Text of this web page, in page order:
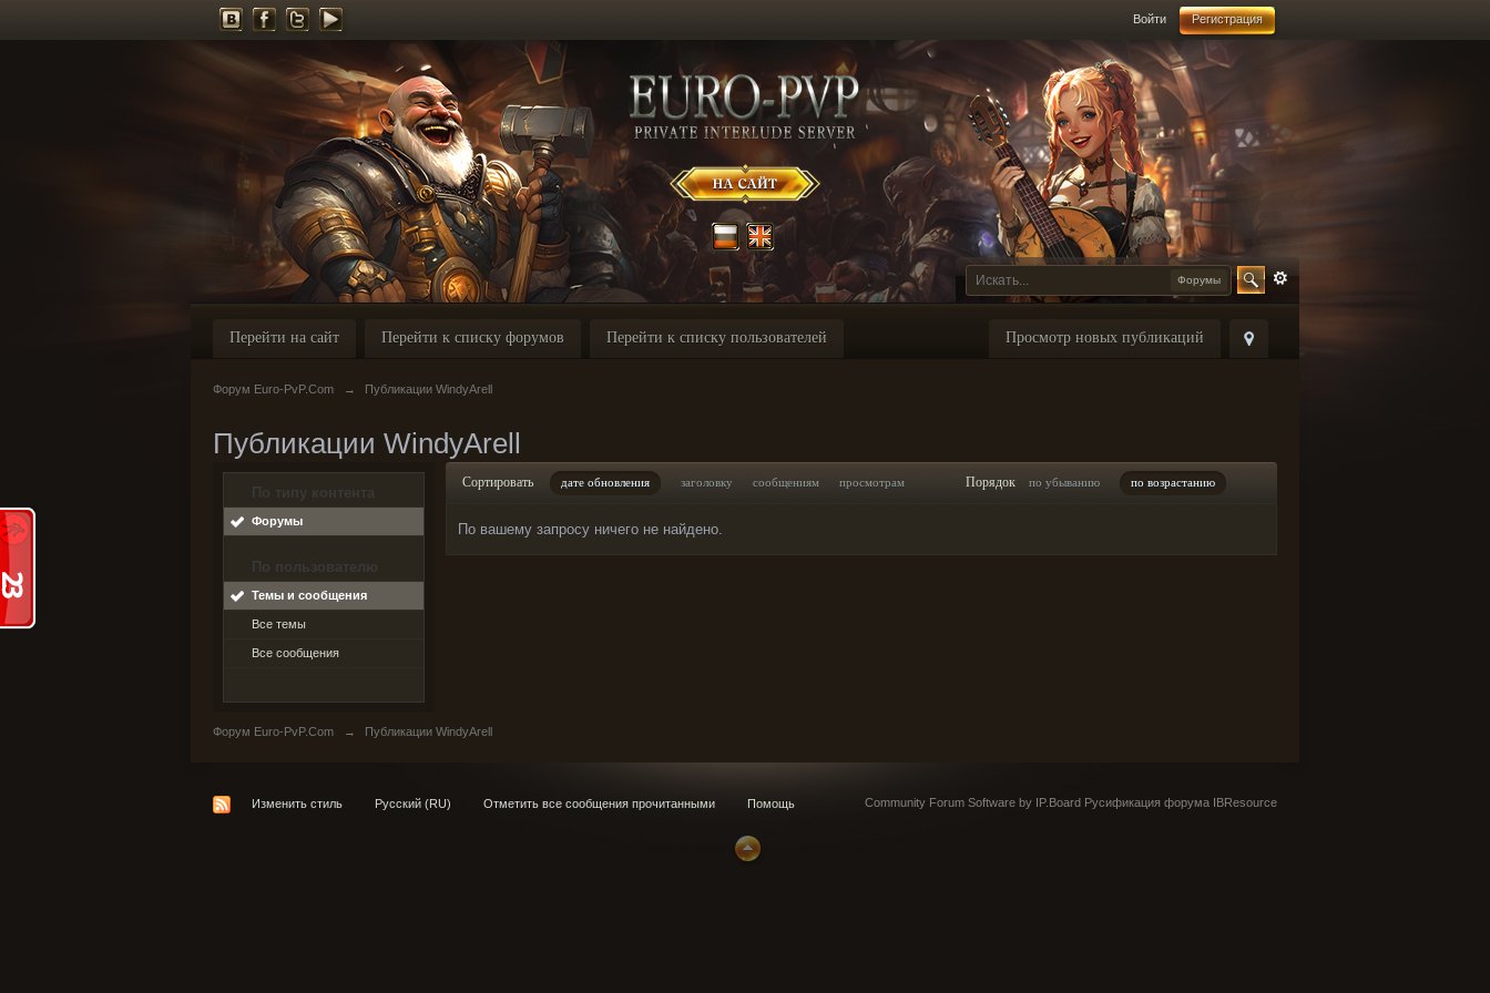
Войти Регистрация
Форумы
Просмотр новых публикаций
Перейти на сайт Перейти к списку форумов Перейти к списку пользователей
Форум Euro-PvP.Com → Публикации WindyArell
Публикации WindyArell
По типу контента
Форумы
По пользователю
Темы и сообщения
Все темы
Все сообщения
Сортировать дате обновления заголовку сообщениям просмотрам Порядок по убыванию по возрастанию
По вашему запросу ничего не найдено.
Форум Euro-PvP.Com → Публикации WindyArell
Изменить стиль Русский (RU) Отметить все сообщения прочитанными Помощь Community Forum Software by IP.Board Русификация форума IBResource